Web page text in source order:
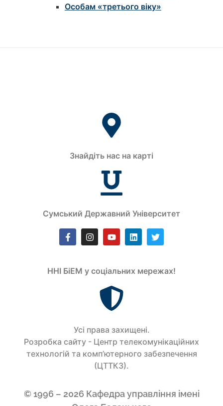
Особам «третього віку»
Знайдіть нас на карті
Сумський Державний Університет
ННІ БіЕМ у соціальних мережах!
Усi права захищенi.
Розробка сайту - Центр телекомунікаційних
технологій та комп’ютерного забезпечення
(ЦТТКЗ).
© 1996 – 2026 Кафедра управління імені